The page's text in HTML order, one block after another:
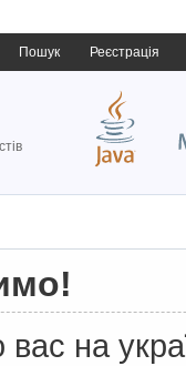
Пошук Реєстрація
на